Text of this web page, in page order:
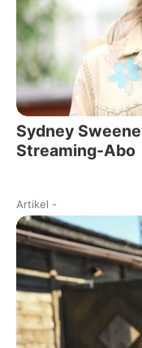
Sydney
Streaming-Abo
Artikel -